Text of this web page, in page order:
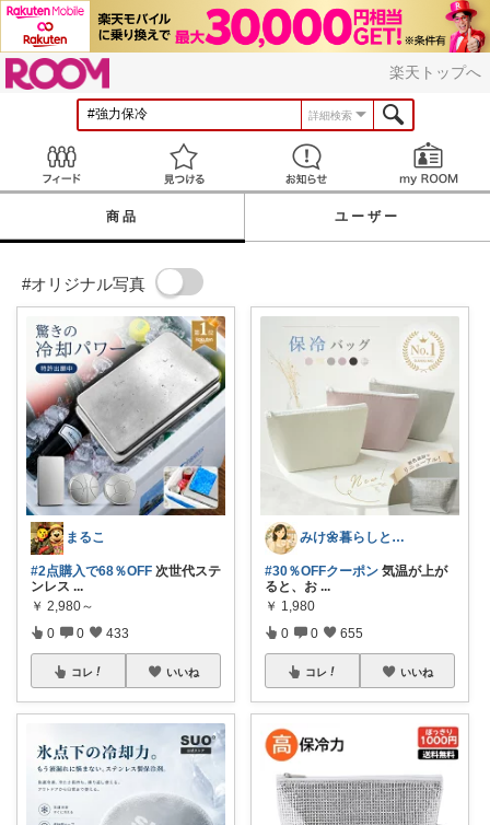
楽天トップへ
詳細検索
見つける お知らせ
商品 ユーザー
#オリジナル写真
まるこ
#2点購入で68％OFF 次世代ステ
ンレス ...
￥ 2,980～
0 0 433
コレ いいね
みけ🌼暮らしとキッチン
#30％OFFクーポン 気温が上が
ると、お ...
￥ 1,980
0 0 655
コレ いいね